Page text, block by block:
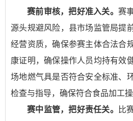
赛前审核，把好准入关。 赛
源头规避风险，县市场监管局提
经营资质，确保参赛主体合法合
康证明，确保操作人员均持有效
场地燃气具是否符合安全标准、
检查与指导，确保符合食品加工操
赛中监管，把好责任关。
比